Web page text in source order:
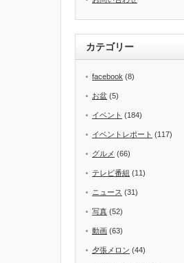
カテゴリー
facebook (8)
お盆 (5)
イベント (184)
イベントレポート (117)
グルメ (66)
テレビ番組 (11)
ニュース (31)
写真 (52)
動画 (63)
夕張メロン (44)